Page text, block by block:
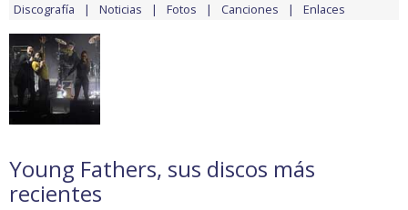
Discografía Noticias Fotos Canciones Enlaces
Young Fathers, sus discos más
recientes